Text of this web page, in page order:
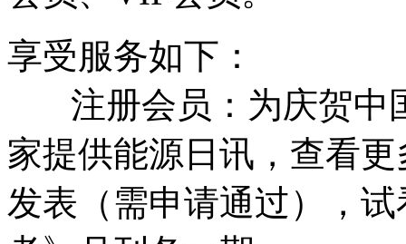
享受服务如下：
注册会员：为庆贺中
家提供能源日讯，查看
发表（需申请通过），